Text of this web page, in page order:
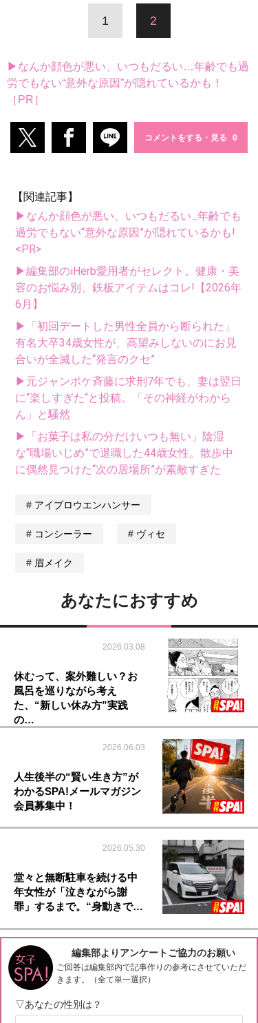
1 2
▶なんか顔色が悪い、いつもだるい…年齢でも過
労でもない“意外な原因”が隠れているかも！
［PR］
コメントをする・見る
【関連記事】
▶なんか顔色が悪い、いつもだるい...年齢でも
過労でもない“意外な原因”が隠れているかも!
<PR>
▶編集部のiHerb愛用者がセレクト。健康・美
容のお悩み別、鉄板アイテムはコレ!【2026年
6月】
▶「初回デートした男性全員から断られた」
有名大卒34歳女性が、高望みしないのにお見
合いが全滅した“発言のクセ”
▶元ジャンポケ斉藤に求刑7年でも、妻は翌日
に“楽しすぎた“と投稿。「その神経がわから
ん」と騒然
▶「お菓子は私の分だけいつも無い」陰湿
な“職場いじめ”で退職した44歳女性。散歩中
に偶然見つけた“次の居場所”が素敵すぎた
アイブロウエンハンサー
コンシーラー ヴィセ
眉メイク
あなたにおすすめ
2026.03.08
休むって、案外難しい？お
風呂を巡りながら考え
た、“新しい休み方”実践
の…
2026.06.03
人生後半の“賢い生き方”が
わかるSPA!メールマガジン
会員募集中！
2026.05.30
堂々と無断駐車を続ける中
年女性が「泣きながら謝
罪」するまで。“身動きで…